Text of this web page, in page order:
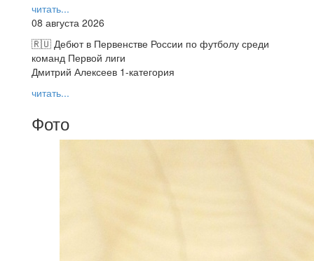
читать...
08 августа 2026
🇷🇺 Дебют в Первенстве России по футболу среди
команд Первой лиги
Дмитрий Алексеев 1-категория
читать...
Фото